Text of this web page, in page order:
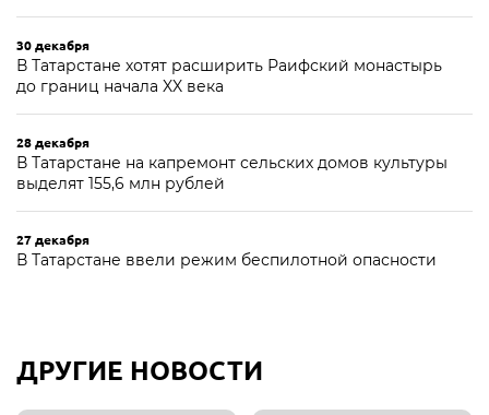
30 декабря
В Татарстане хотят расширить Раифский монастырь
до границ начала XX века
28 декабря
В Татарстане на капремонт сельских домов культуры
выделят 155,6 млн рублей
27 декабря
В Татарстане ввели режим беспилотной опасности
ДРУГИЕ НОВОСТИ